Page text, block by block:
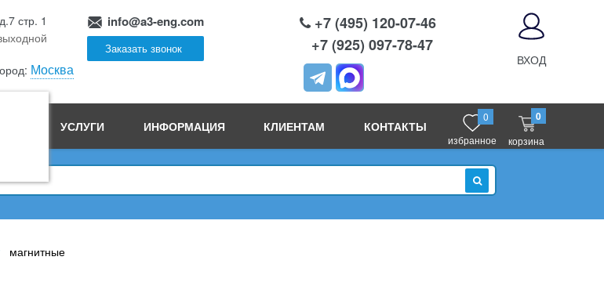
стр. 1
Москва
info@a3-eng.com
Заказать звонок
+7 (495) 120-07-46
+7 (925) 097-78-47
ВХОД
УСЛУГИ ИНФОРМАЦИЯ КЛИЕНТАМ КОНТАКТЫ
0
избранное
0
корзина
ИСКАТЬ
магнитные